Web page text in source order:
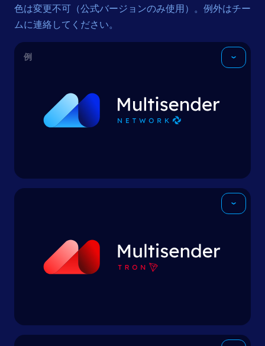
色は変更不可（公式バージョンのみ使用）。例外はチー
ムに連絡してください。
例